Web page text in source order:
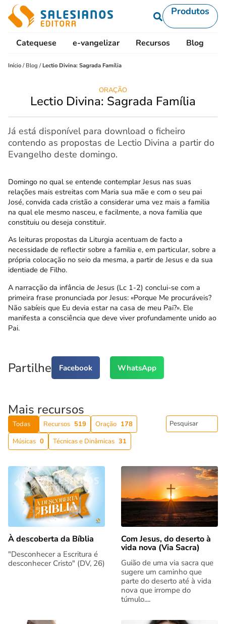
Produtos
Catequese e-vangelizar Recursos Blog
Início / Blog /Lectio Divina: Sagrada Família
ORAÇÃO
Lectio Divina: Sagrada Família
Já está disponível para download o ficheiro
contendo as propostas de Lectio Divina a partir do
Evangelho deste domingo.
Domingo no qual se entende contemplar Jesus nas suas
relações mais estreitas com Maria sua mãe e com o seu pai
José, convida cada cristão a considerar uma vez mais a familia
na qual ele mesmo nasceu, e facilmente, a nova familia que
constituiu ou deseja constituir.
As leituras propostas da Liturgia acentuam de facto a
necessidade de reflectir sobre a familia e, em particular, sobre a
própria colocação no seio da mesma, a partir de Jesus e da sua
identiade de Filho.
A narracção da infância de Jesus (Lc 1-2) conclui-se com a
primeira frase pronunciada por Jesus: «Porque Me procuráveis?
Não sabíeis que Eu devia estar na casa de meu Pai?». Ele
manifesta a consciência que deve viver profundamente unido ao
Pai.
Partilhe Facebook WhatsApp
Mais recursos
Todas Recursos 519 Oração 178
Músicas 0 Técnicas e Dinâmicas 31
À descoberta da Bíblia
"Desconhecer a Escritura é
desconhecer Cristo" (DV, 26)
Com Jesus, do deserto à
vida nova (Via Sacra)
Guião de uma via sacra que
sugere um caminho que
parte do deserto até à vida
nova que irrompe do
túmulo....